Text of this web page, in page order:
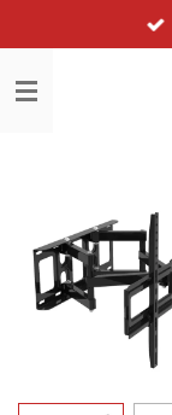
direct
naar